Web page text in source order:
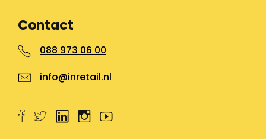
Contact
088 973 06 00
info@inretail.nl